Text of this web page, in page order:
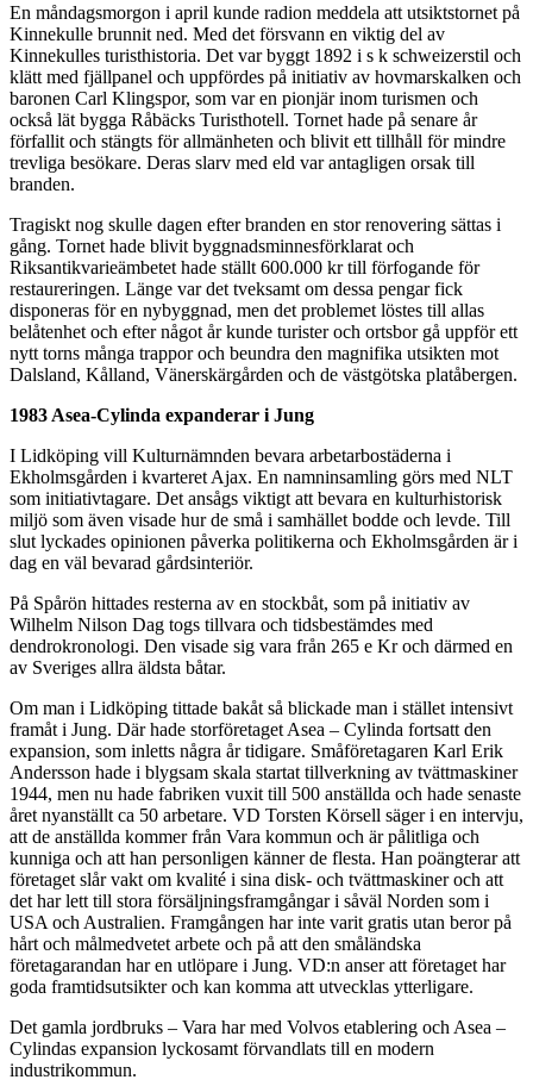
En måndagsmorgon i april kunde radion meddela att utsiktstornet på
Kinnekulle brunnit ned. Med det försvann en viktig del av
Kinnekulles turisthistoria. Det var byggt 1892 i s k schweizerstil och
klätt med fjällpanel och uppfördes på initiativ av hovmarskalken och
baronen Carl Klingspor, som var en pionjär inom turismen och
också lät bygga Råbäcks Turisthotell. Tornet hade på senare år
förfallit och stängts för allmänheten och blivit ett tillhåll för mindre
trevliga besökare. Deras slarv med eld var antagligen orsak till
branden.
Tragiskt nog skulle dagen efter branden en stor renovering sättas i
gång. Tornet hade blivit byggnadsminnesförklarat och
Riksantikvarieämbetet hade ställt 600.000 kr till förfogande för
restaureringen. Länge var det tveksamt om dessa pengar fick
disponeras för en nybyggnad, men det problemet löstes till allas
belåtenhet och efter något år kunde turister och ortsbor gå uppför ett
nytt torns många trappor och beundra den magnifika utsikten mot
Dalsland, Kålland, Vänerskärgården och de västgötska platåbergen.
1983 Asea-Cylinda expanderar i Jung
I Lidköping vill Kulturnämnden bevara arbetarbostäderna i
Ekholmsgården i kvarteret Ajax. En namninsamling görs med NLT
som initiativtagare. Det ansågs viktigt att bevara en kulturhistorisk
miljö som även visade hur de små i samhället bodde och levde. Till
slut lyckades opinionen påverka politikerna och Ekholmsgården är i
dag en väl bevarad gårdsinteriör.
På Spårön hittades resterna av en stockbåt, som på initiativ av
Wilhelm Nilson Dag togs tillvara och tidsbestämdes med
dendrokronologi. Den visade sig vara från 265 e Kr och därmed en
av Sveriges allra äldsta båtar.
Om man i Lidköping tittade bakåt så blickade man i stället intensivt
framåt i Jung. Där hade storföretaget Asea – Cylinda fortsatt den
expansion, som inletts några år tidigare. Småföretagaren Karl Erik
Andersson hade i blygsam skala startat tillverkning av tvättmaskiner
1944, men nu hade fabriken vuxit till 500 anställda och hade senaste
året nyanställt ca 50 arbetare. VD Torsten Körsell säger i en intervju,
att de anställda kommer från Vara kommun och är pålitliga och
kunniga och att han personligen känner de flesta. Han poängterar att
företaget slår vakt om kvalité i sina disk- och tvättmaskiner och att
det har lett till stora försäljningsframgångar i såväl Norden som i
USA och Australien. Framgången har inte varit gratis utan beror på
hårt och målmedvetet arbete och på att den småländska
företagarandan har en utlöpare i Jung. VD:n anser att företaget har
goda framtidsutsikter och kan komma att utvecklas ytterligare.
Det gamla jordbruks – Vara har med Volvos etablering och Asea –
Cylindas expansion lyckosamt förvandlats till en modern
industrikommun.